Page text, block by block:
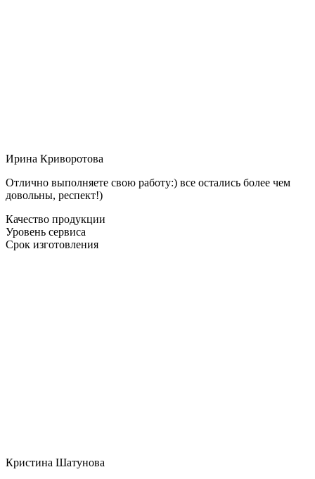
Ирина Криворотова
Отлично выполняете свою работу:) все остались более чем
довольны, респект!)
Качество продукции
Уровень сервиса
Срок изготовления
Кристина Шатунова